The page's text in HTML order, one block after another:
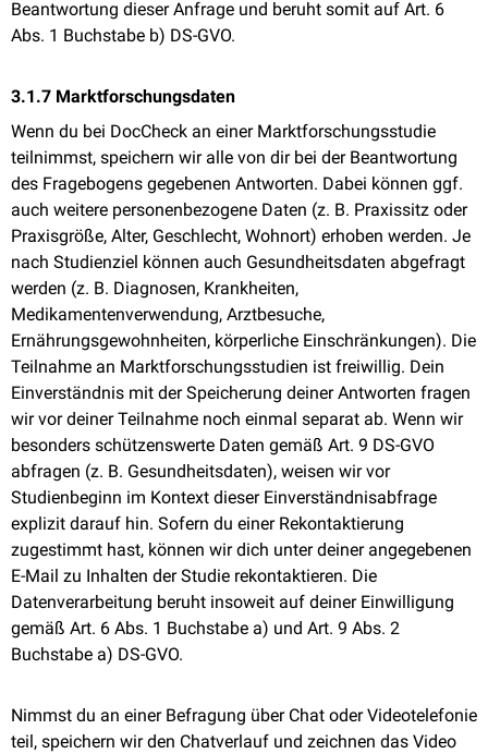
Beantwortung dieser Anfrage und beruht somit auf Art. 6
Abs. 1 Buchstabe b) DS-GVO.
3.1.7 Marktforschungsdaten
Wenn du bei DocCheck an einer Marktforschungsstudie
teilnimmst, speichern wir alle von dir bei der Beantwortung
des Fragebogens gegebenen Antworten. Dabei können ggf.
auch weitere personenbezogene Daten (z. B. Praxissitz oder
Praxisgröße, Alter, Geschlecht, Wohnort) erhoben werden. Je
nach Studienziel können auch Gesundheitsdaten abgefragt
werden (z. B. Diagnosen, Krankheiten,
Medikamentenverwendung, Arztbesuche,
Ernährungsgewohnheiten, körperliche Einschränkungen). Die
Teilnahme an Marktforschungsstudien ist freiwillig. Dein
Einverständnis mit der Speicherung deiner Antworten fragen
wir vor deiner Teilnahme noch einmal separat ab. Wenn wir
besonders schützenswerte Daten gemäß Art. 9 DS-GVO
abfragen (z. B. Gesundheitsdaten), weisen wir vor
Studienbeginn im Kontext dieser Einverständnisabfrage
explizit darauf hin. Sofern du einer Rekontaktierung
zugestimmt hast, können wir dich unter deiner angegebenen
E-Mail zu Inhalten der Studie rekontaktieren. Die
Datenverarbeitung beruht insoweit auf deiner Einwilligung
gemäß Art. 6 Abs. 1 Buchstabe a) und Art. 9 Abs. 2
Buchstabe a) DS-GVO.
Nimmst du an einer Befragung über Chat oder Videotelefonie
teil, speichern wir den Chatverlauf und zeichnen das Video